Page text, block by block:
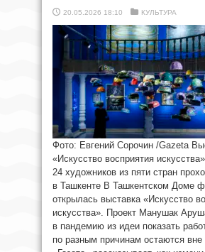
20.05.2026 18:10 КУЛЬТУРА
Фото: Евгений Сорочин /Gazeta
«Искусство восприятия
24 художников из пяти стран
в Ташкенте В Ташкентском Доме
открылась выставка «Искусство
искусства». Проект Манушак
в пандемию из идеи показать
по разным причинам остаются вне